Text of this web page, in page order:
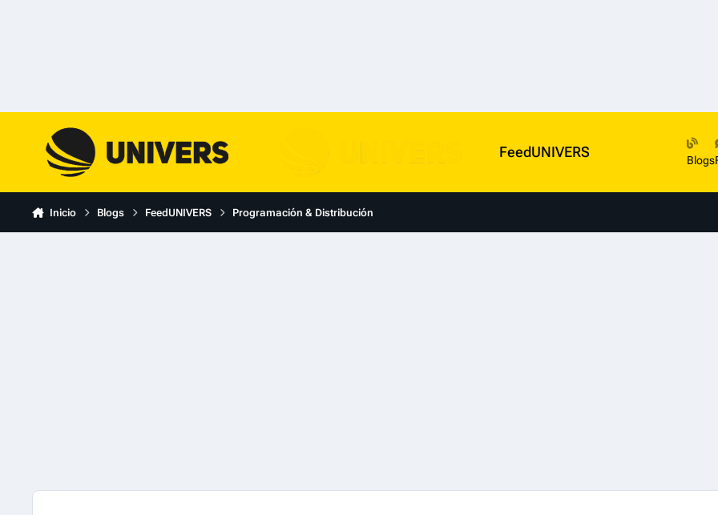
FeedUNIVERS Blogs
Inicio Blogs FeedUNIVERS Programación & Distribución